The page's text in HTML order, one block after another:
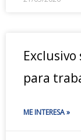
para
ME INTERESA »